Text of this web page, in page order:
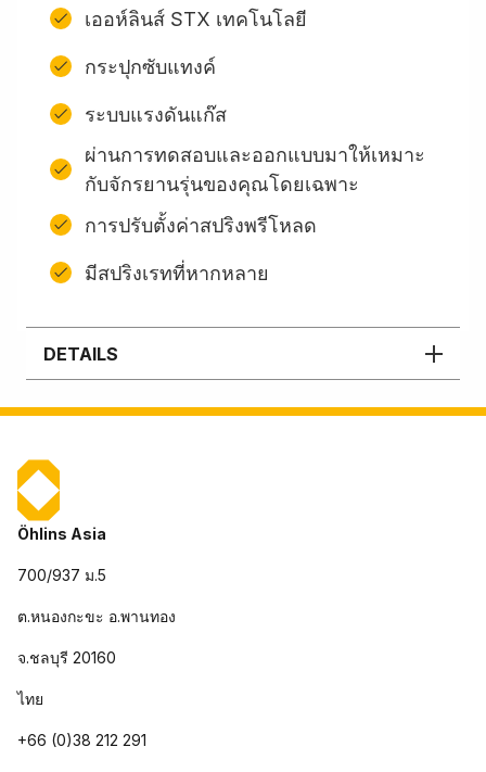
เออห์ลินส์ STX เทคโนโลยี
กระปุกซับแทงค์
ระบบแรงดันแก๊ส
ผ่านการทดสอบและออกแบบมาให้เหมาะ
กับจักรยานรุ่นของคุณโดยเฉพาะ
การปรับตั้งค่าสปริงพรีโหลด
มีสปริงเรทที่หากหลาย
DETAILS
Öhlins Asia
700/937 ม.5
ต.หนองกะขะ อ.พานทอง
จ.ชลบุรี 20160
ไทย
+66 (0)38 212 291